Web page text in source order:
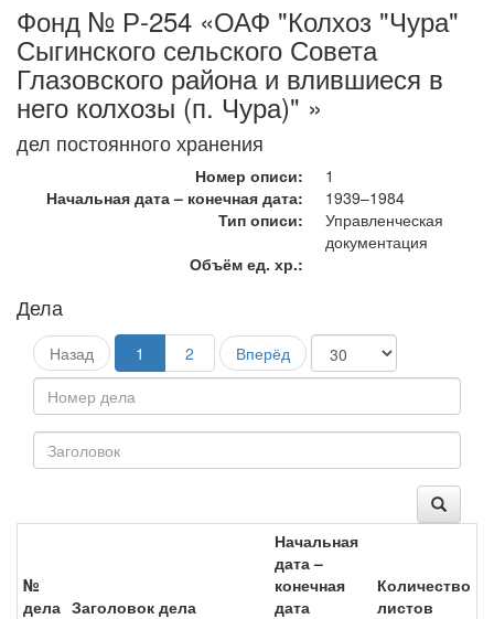
Фонд № Р-254 «ОАФ "Колхоз "Чура"
Сыгинского сельского Совета
Глазовского района и влившиеся в
него колхозы (п. Чура)" »
дел постоянного хранения
Номер описи:
1
Начальная дата – конечная дата:
1939–1984
Тип описи:
Управленческая
документация
Объём ед. хр.:
Дела
Назад 1 2 Вперёд
№
дела Заголовок дела
Начальная
дата –
конечная
дата
Количество
листов